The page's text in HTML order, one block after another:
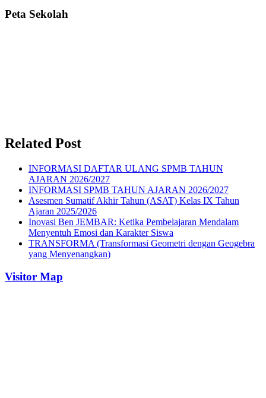
Peta Sekolah
Related Post
INFORMASI DAFTAR ULANG SPMB TAHUN
AJARAN 2026/2027
INFORMASI SPMB TAHUN AJARAN 2026/2027
Asesmen Sumatif Akhir Tahun (ASAT) Kelas IX Tahun
Ajaran 2025/2026
Inovasi Ben JEMBAR: Ketika Pembelajaran Mendalam
Menyentuh Emosi dan Karakter Siswa
TRANSFORMA (Transformasi Geometri dengan Geogebra
yang Menyenangkan)
Visitor Map